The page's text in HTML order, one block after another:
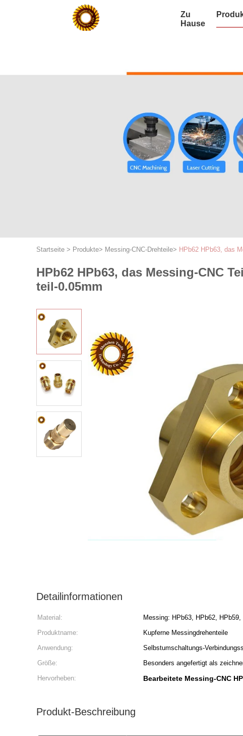
Zu
Hause
Startseite > Produkte> Messing-CNC-Drehteile> HPb62 HPb63, das
HPb62 HPb63, das Messing-CNC
teil-0.05mm
Detailinformationen
Material: Messing: HPb63, HPb62,
Produktname:
Kupferne Messingdrehenteile
Anwendung:
Selbstumschaltungs-
Größe:
Besonders angefertigt als
Hervorheben:
Bearbeitete Messing-CNC
Produkt-Beschreibung